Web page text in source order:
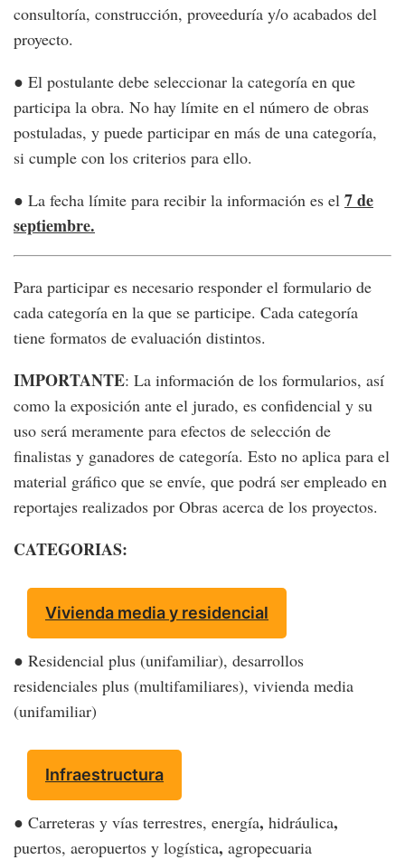
consultoría, construcción, proveeduría y/o acabados del
proyecto.
● El postulante debe seleccionar la categoría en que
participa la obra. No hay límite en el número de obras
postuladas, y puede participar en más de una categoría,
si cumple con los criterios para ello.
● La fecha límite para recibir la información es el 7 de
septiembre.
Para participar es necesario responder el formulario de
cada categoría en la que se participe. Cada categoría
tiene formatos de evaluación distintos.
IMPORTANTE: La información de los formularios, así
como la exposición ante el jurado, es confidencial y su
uso será meramente para efectos de selección de
finalistas y ganadores de categoría. Esto no aplica para el
material gráfico que se envíe, que podrá ser empleado en
reportajes realizados por Obras acerca de los proyectos.
CATEGORIAS:
Vivienda media y residencial
● Residencial plus (unifamiliar), desarrollos
residenciales plus (multifamiliares), vivienda media
(unifamiliar)
Infraestructura
● Carreteras y vías terrestres, energía, hidráulica,
puertos, aeropuertos y logística, agropecuaria